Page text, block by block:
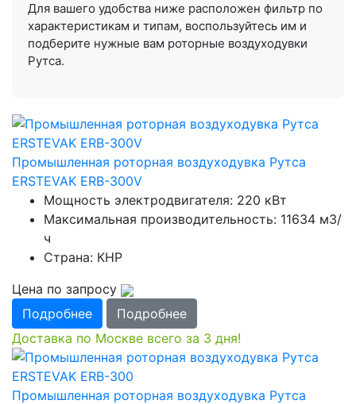
Для вашего удобства ниже расположен фильтр по
характеристикам и типам, воспользуйтесь им и
подберите нужные вам роторные воздуходувки
Рутса.
Промышленная роторная воздуходувка Рутса
ERSTEVAK ERB-300V
Мощность электродвигателя: 220 кВт
Максимальная производительность: 11634 м3/
ч
Страна: КНР
Цена по запросу
Подробнее
Подробнее
Доставка по Москве всего за 3 дня!
Промышленная роторная воздуходувка Рутса